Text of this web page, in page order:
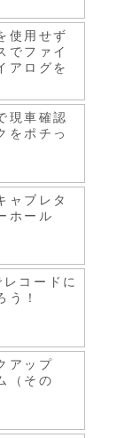
使用せず
でファイ
アログを
現車確認
をポチっ
ャブレタ
ホール
コードに
う！
アップ
（その